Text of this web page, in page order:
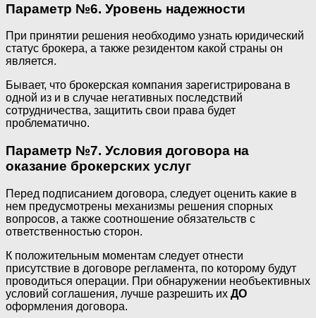
Параметр №6. Уровень надежности
При принятии решения необходимо узнать юридический
статус брокера, а также резидентом какой страны он
является.
Бывает, что брокерская компания зарегистрирована в
одной из и в случае негативных последствий
сотрудничества, защитить свои права будет
проблематично.
Параметр №7. Условия договора на
оказание брокерских услуг
Перед подписанием договора, следует оценить какие в
нем предусмотрены механизмы решения спорных
вопросов, а также соотношение обязательств с
ответственностью сторон.
К положительным моментам следует отнести
присутствие в договоре регламента, по которому будут
проводиться операции. При обнаружении необъективных
условий соглашения, лучше разрешить их ДО
оформления договора.